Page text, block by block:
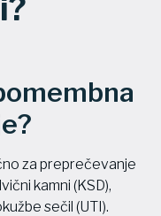
za preprečevanje
kamni (KSD),
sečil (UTI).